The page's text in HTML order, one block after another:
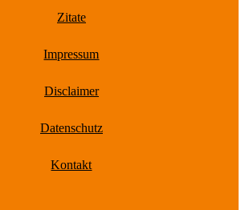
Zitate
Impressum
Disclaimer
Datenschutz
Kontakt